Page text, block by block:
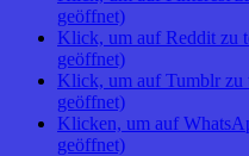
geöffnet)
Klick, um auf Reddit zu
geöffnet)
Klick, um auf Tumblr zu
geöffnet)
Klicken, um auf
geöffnet)